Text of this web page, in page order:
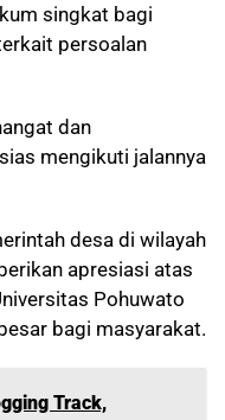
singkat bagi
persoalan
dan
mengikuti jalannya
desa di wilayah
apresiasi atas
Pohuwato
bagi masyarakat.
Track,